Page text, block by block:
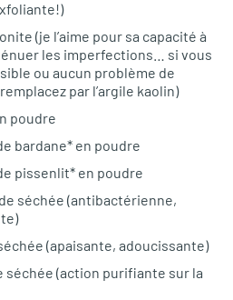
(je l’aime pour sa capacité à
les imperfections… si vous
ou aucun problème de
par l’argile kaolin)
poudre
bardane* en poudre
pissenlit* en poudre
séchée (antibactérienne,
(apaisante, adoucissante)
séchée (action purifiante sur la